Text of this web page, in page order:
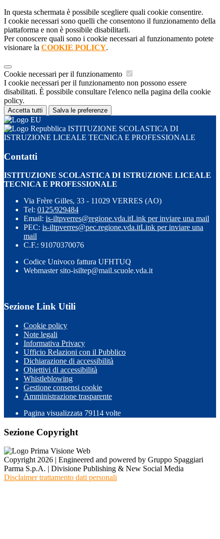
In questa schermata è possibile scegliere quali cookie consentire.
I cookie necessari sono quelli che consentono il funzionamento della
piattaforma e non è possibile disabilitarli.
Per conoscere quali sono i cookie necessari al funzionamento potete
visionare la COOKIE POLICY.
Cookie necessari per il funzionamento
I cookie necessari per il funzionamento non possono essere
disabilitati. È possibile consultare l'elenco nella pagina della cookie
policy.
Accetta tutti Salva le preferenze
ISTITUZIONE SCOLASTICA DI
ISTRUZIONE LICEALE TECNICA E PROFESSIONALE
Contatti
ISTITUZIONE SCOLASTICA DI ISTRUZIONE LICEALE
TECNICA E PROFESSIONALE
Via Frère Gilles, 33 - 11029 VERRES (AO)
Tel: 0125/929484
Email: is-iltpverres@regione.vda.itLink per inviare una mail
PEC: is-iltpverres@pec.regione.vda.itLink per inviare una
mail
C.F.: 91070370076
Codice Univoco fattura UFHTUQ
Webmaster sito-isiltep@mail.scuole.vda.it
Sezione Link Utili
Cookie policy
Note legali
Informativa Privacy
Ufficio Relazioni con il Pubblico
Dichiarazione di accessibilità
Obiettivi di accessibilità
Whistleblowing
Gestione consensi cookie
Amministrazione trasparente
Pagina visualizzata 79114 volte
Sezione Copyright
Copyright 2026 | Engineered and powered by Gruppo Spaggiari
Parma S.p.A. | Divisione Publishing & New Social Media
Disclaimer trattamento dati personali